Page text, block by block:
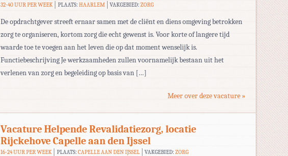
32-40 UUR PER WEEK PLAATS: HAARLEM VAKGEBIED:ZORG
De opdrachtgever streeft ernaar samen met de cliënt en diens omgeving betrokken
zorg te organiseren, kortom zorg die echt gewenst is. Voor korte of langere tijd
waarde toe te voegen aan het leven die op dat moment wenselijk is.
Functiebeschrijving Je werkzaamheden zullen voornamelijk bestaan uit het
verlenen van zorg en begeleiding op basis van […]
Meer over deze vacature »
Vacature Helpende Revalidatiezorg, locatie
Rijckehove Capelle aan den Ijssel
16-24 UUR PER WEEK PLAATS: CAPELLE AAN DEN IJSSEL VAKGEBIED:ZORG